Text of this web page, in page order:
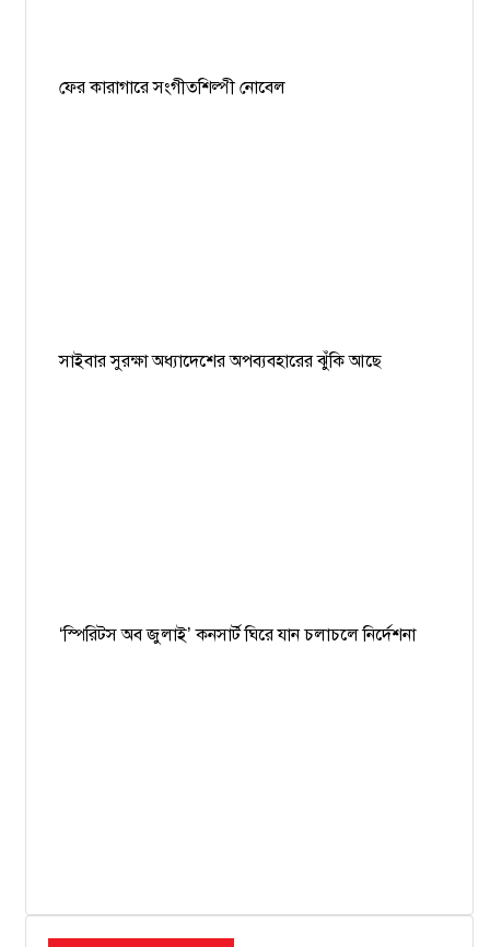
ফের কারাগারে সংগীতশিল্পী নোবেল
সাইবার সুরক্ষা অধ্যাদেশের অপব্যবহারের ঝুঁকি আছে
‘স্পিরিটস অব জুলাই’ কনসার্ট ঘিরে যান চলাচলে নির্দেশনা